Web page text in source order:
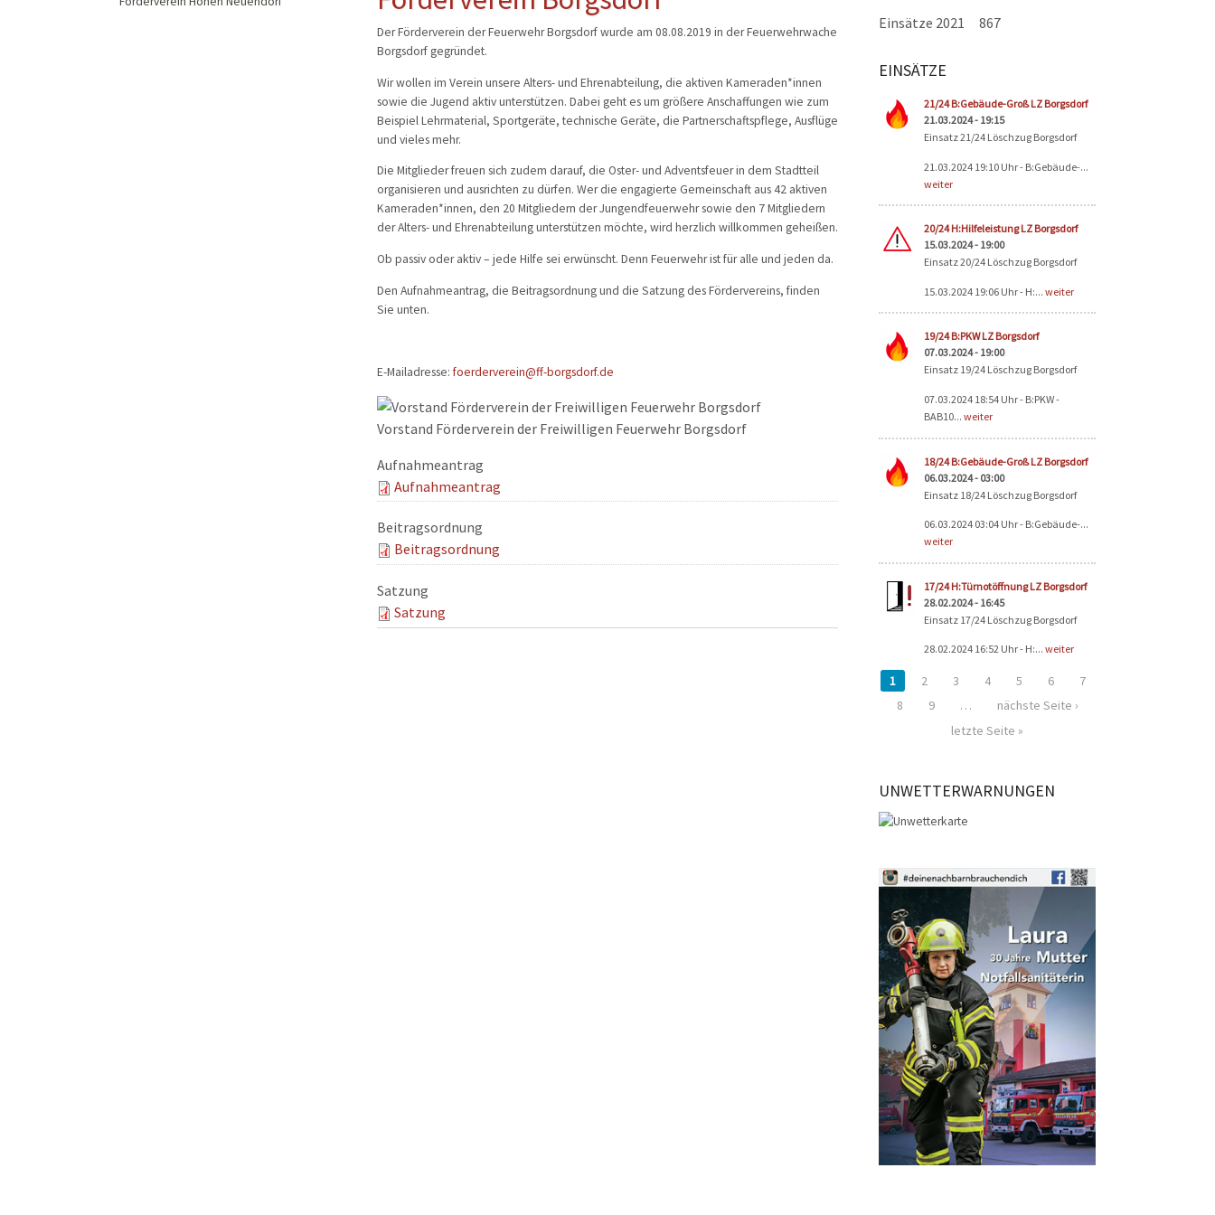
Kinder- und Jugendfeuerwehr
Alters- und Ehrenabteilung
Der Förderverein der Feuerwehr Borgsdorf wurde am 08.08.2019 in der Feuerwehrwache
Borgsdorf gegründet.
Wir wollen im Verein unsere Alters- und Ehrenabteilung, die aktiven Kameraden*innen
sowie die Jugend aktiv unterstützen. Dabei geht es um größere Anschaffungen wie zum
Beispiel Lehrmaterial, Sportgeräte, technische Geräte, die Partnerschaftspflege, Ausflüge
und vieles mehr.
Die Mitglieder freuen sich zudem darauf, die Oster- und Adventsfeuer in dem Stadtteil
organisieren und ausrichten zu dürfen. Wer die engagierte Gemeinschaft aus 42 aktiven
Kameraden*innen, den 20 Mitgliedern der Jungendfeuerwehr sowie den 7 Mitgliedern
der Alters- und Ehrenabteilung unterstützen möchte, wird herzlich willkommen geheißen.
Ob passiv oder aktiv – jede Hilfe sei erwünscht. Denn Feuerwehr ist für alle und jeden da.
Den Aufnahmeantrag, die Beitragsordnung und die Satzung des Fördervereins, finden
Sie unten.
E-Mailadresse: foerderverein@ff-borgsdorf.de
Vorstand Förderverein der Freiwilligen Feuerwehr Borgsdorf
Aufnahmeantrag
Aufnahmeantrag
Beitragsordnung
Beitragsordnung
Satzung
Satzung
Einsätze 2021 867
EINSÄTZE
21/24 B:Gebäude-Groß LZ Borgsdorf
21.03.2024 - 19:15
Einsatz 21/24 Löschzug Borgsdorf
21.03.2024 19:10 Uhr - B:Gebäude-...
weiter
20/24 H:Hilfeleistung LZ Borgsdorf
15.03.2024 - 19:00
Einsatz 20/24 Löschzug Borgsdorf
15.03.2024 19:06 Uhr - H:... weiter
19/24 B:PKW LZ Borgsdorf
07.03.2024 - 19:00
Einsatz 19/24 Löschzug Borgsdorf
07.03.2024 18:54 Uhr - B:PKW -
BAB10... weiter
18/24 B:Gebäude-Groß LZ Borgsdorf
06.03.2024 - 03:00
Einsatz 18/24 Löschzug Borgsdorf
06.03.2024 03:04 Uhr - B:Gebäude-...
weiter
17/24 H:Türnotöffnung LZ Borgsdorf
28.02.2024 - 16:45
Einsatz 17/24 Löschzug Borgsdorf
28.02.2024 16:52 Uhr - H:... weiter
Seiten
1 2 3 4 5 6
7
8
9 …
nächste Seite ›
letzte Seite »
UNWETTERWARNUNGEN